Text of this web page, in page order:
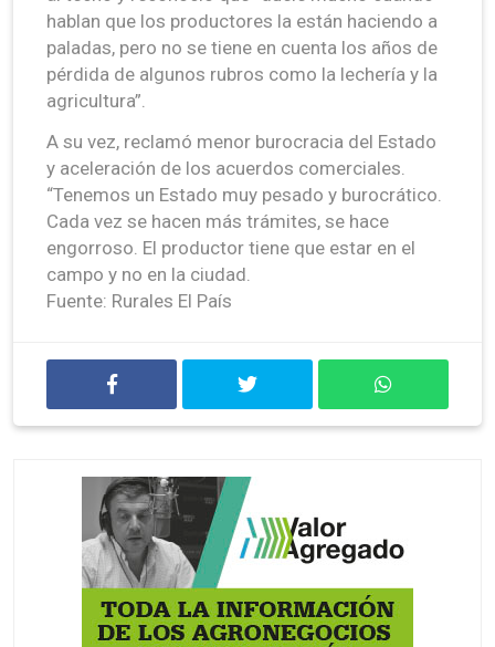
hablan que los productores la están haciendo a
paladas, pero no se tiene en cuenta los años de
pérdida de algunos rubros como la lechería y la
agricultura”.
A su vez, reclamó menor burocracia del Estado
y aceleración de los acuerdos comerciales.
“Tenemos un Estado muy pesado y burocrático.
Cada vez se hacen más trámites, se hace
engorroso. El productor tiene que estar en el
campo y no en la ciudad.
Fuente: Rurales El País